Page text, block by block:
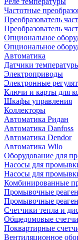
Частотные
Преобразователь
Преобразователь
Опциональное
Опциональное
Автоматика
Датчики
Электроприводы
Электронные
Ключи и карты для
Шкафы управления
Коллекторы
Автоматика Ридан
Автоматика Danfoss
Автоматика Dendor
Автоматика Wilo
Оборудование для
Насосы для
Насосы для
Комбинированные
Промывочные
Промывочные
Счетчики тепла и
Общедомовые
Поквартирные
Вентиляционное